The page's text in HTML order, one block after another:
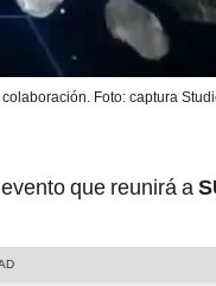
Foto: captura
que reunirá a